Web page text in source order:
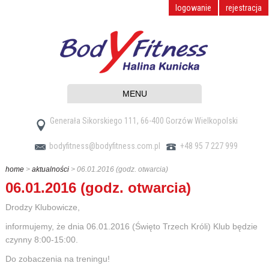
logowanie rejestracja
MENU
Generała Sikorskiego 111, 66-400 Gorzów Wielkopolski
bodyfitness@bodyfitness.com.pl +48 95 7 227 999
home> aktualności> 06.01.2016 (godz. otwarcia)
06.01.2016 (godz. otwarcia)
Drodzy Klubowicze,
informujemy, że dnia 06.01.2016 (Święto Trzech Króli) Klub będzie
czynny 8:00-15:00.
Do zobaczenia na treningu!